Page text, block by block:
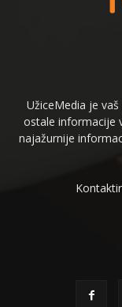
UžiceMedia je
ostale informacije
najažurnije